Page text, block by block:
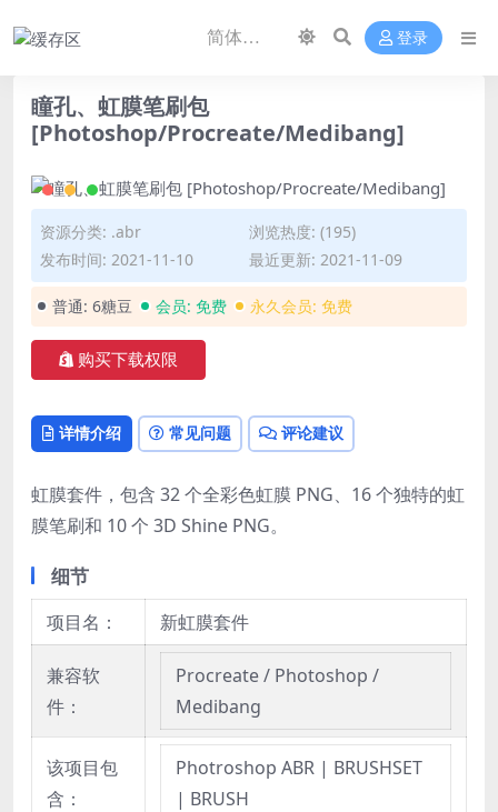
登录
瞳孔、虹膜笔刷包
[Photoshop/Procreate/Medibang]
资源分类: .abr
浏览热度: (195)
发布时间: 2021-11-10
最近更新: 2021-11-09
普通: 6糖豆 会员: 免费 永久会员: 免费
购买下载权限
详情介绍 常见问题 评论建议
虹膜套件，包含 32 个全彩色虹膜 PNG、16 个独特的虹
膜笔刷和 10 个 3D Shine PNG。
细节
项目名： 新虹膜套件
兼容软
件：
Procreate / Photoshop /
Medibang
该项目包
含：
Photroshop ABR | BRUSHSET
| BRUSH